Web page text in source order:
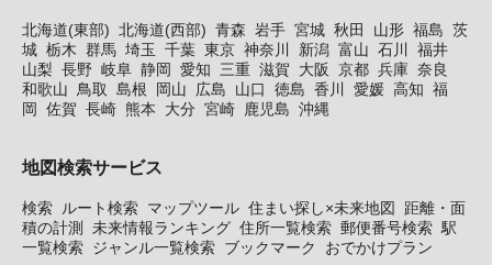
北海道(東部) 北海道(西部) 青森 岩手 宮城 秋田 山形 福島 茨
城 栃木 群馬 埼玉 千葉 東京 神奈川 新潟 富山 石川
福井
山梨 長野 岐阜 静岡 愛知 三重 滋賀 大阪 京都 兵庫 奈良
和歌山 鳥取 島根 岡山 広島 山口 徳島 香川 愛媛 高知 福
岡
佐賀 長崎 熊本 大分 宮崎 鹿児島 沖縄
地図検索サービス
検索 ルート検索 マップツール 住まい探し×未来地図
距離・面
積の計測
未来情報ランキング 住所一覧検索 郵便番号検索 駅
一覧検索 ジャンル一覧検索 ブックマーク おでかけプラン